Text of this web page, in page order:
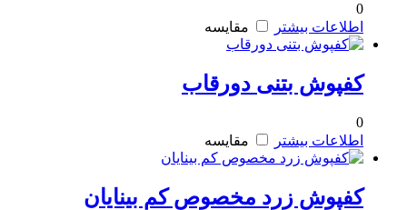
0
اطلاعات بیشتر
مقایسه
کفپوش بتنی دورقاب
0
اطلاعات بیشتر
مقایسه
کفپوش زرد مخصوص کم بینایان